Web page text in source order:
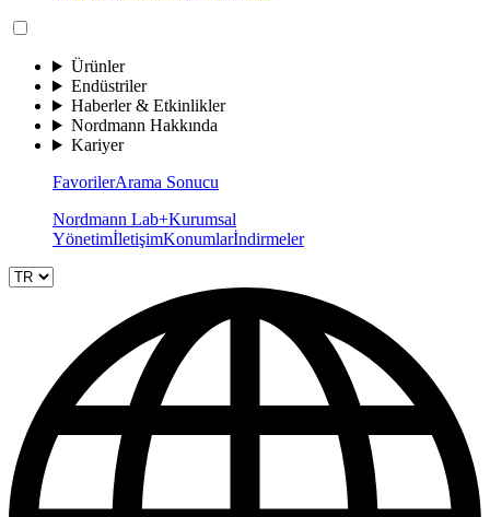
Ürünler
Endüstriler
Haberler & Etkinlikler
Nordmann Hakkında
Kariyer
FavorilerArama Sonucu
Nordmann Lab+Kurumsal
YönetimİletişimKonumlarİndirmeler